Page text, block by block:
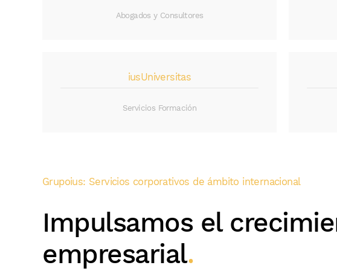
Abogados y Consultores
iusUniversitas
Servicios Formación
Grupoius: Servicios corporativos de ámbito internacional
Impulsamos el
empresarial.